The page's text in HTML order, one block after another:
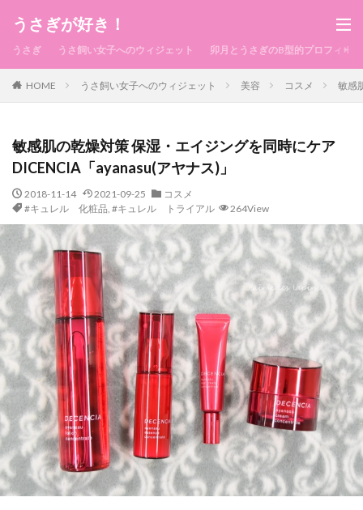
うさぎが好き！
うさぎ うさ飼い女子へのウィジェット 卯月とうさぎのB型的プロフィール
HOME うさ飼い女子へのウィジェット 美容 コスメ 敏感
敏感肌の乾燥対策 保湿・エイジングを同時にケア
DICENCIA「ayanasu(アヤナス)」
2018-11-14 2021-09-25
コスメ
#キュレル 化粧品, #キュレル トライアル 264View